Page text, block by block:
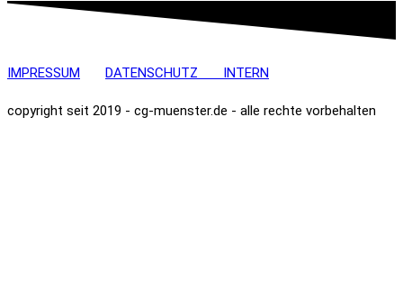
IMPRESSUM DATENSCHUTZ INTERN
copyright seit 2019 - cg-muenster.de - alle rechte vorbehalten